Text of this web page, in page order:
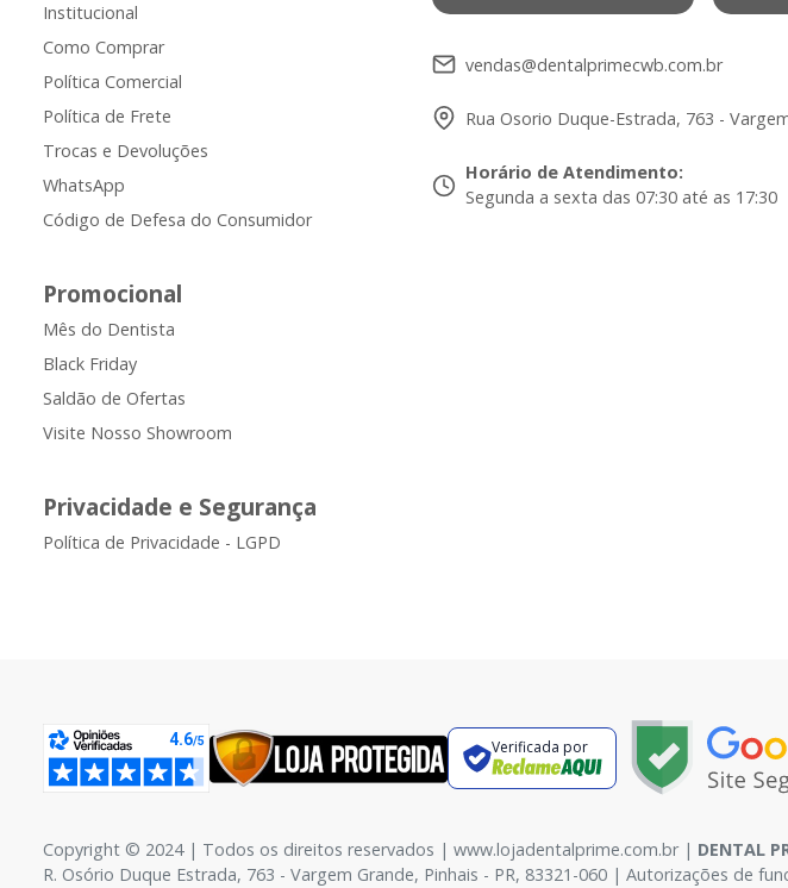
Institucional
Como Comprar
Política Comercial
Política de Frete
Trocas e Devoluções
WhatsApp
Código de Defesa do Consumidor
Promocional
Mês do Dentista
Black Friday
Saldão de Ofertas
Visite Nosso Showroom
Privacidade e Segurança
Política de Privacidade - LGPD
vendas@dentalprimecwb.com.br
Rua Osorio Duque-Estrada, 763 -
Horário de Atendimento:
Segunda a sexta das 07:30 até as 17:30
Verificada por
Copyright © 2024 | Todos os direitos reservados | www.lojadentalprime.com.br | DENTAL
R. Osório Duque Estrada, 763 - Vargem Grande, Pinhais - PR, 83321-060 | Autorizações de